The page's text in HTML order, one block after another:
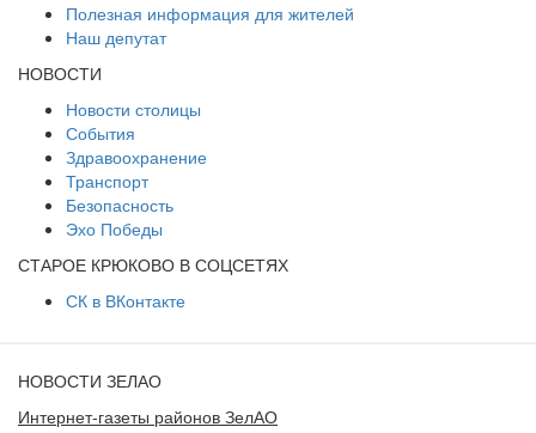
Полезная информация для жителей
Наш депутат
НОВОСТИ
Новости столицы
События
Здравоохранение
Транспорт
Безопасность
Эхо Победы
СТАРОЕ КРЮКОВО В СОЦСЕТЯХ
СК в ВКонтакте
НОВОСТИ ЗЕЛАО
Интернет-газеты районов ЗелАО